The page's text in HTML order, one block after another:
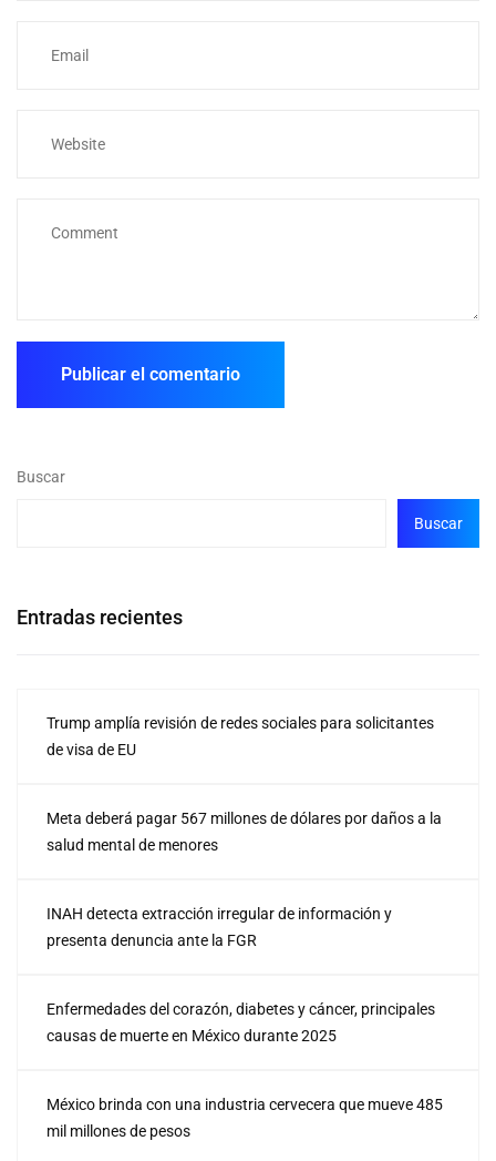
Buscar
Buscar
Entradas recientes
Trump amplía revisión de redes sociales para solicitantes
de visa de EU
Meta deberá pagar 567 millones de dólares por daños a la
salud mental de menores
INAH detecta extracción irregular de información y
presenta denuncia ante la FGR
Enfermedades del corazón, diabetes y cáncer, principales
causas de muerte en México durante 2025
México brinda con una industria cervecera que mueve 485
mil millones de pesos